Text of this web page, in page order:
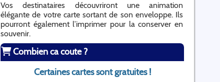
Vos destinataires découvriront une animation
élégante de votre carte sortant de son enveloppe. Ils
pourront également l’imprimer pour la conserver en
souvenir.
Combien ca coute ?
Certaines cartes sont gratuites !